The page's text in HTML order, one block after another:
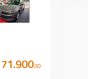
71.900,00